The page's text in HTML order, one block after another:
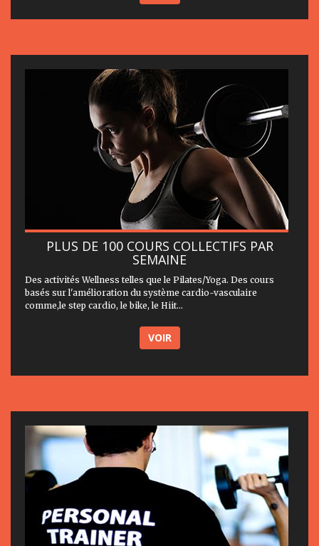
PLUS DE 100 COURS COLLECTIFS PAR
SEMAINE
Des activités Wellness telles que le Pilates/Yoga. Des cours
basés sur l'amélioration du système cardio-vasculaire
comme,le step cardio, le bike, le Hiit...
VOIR